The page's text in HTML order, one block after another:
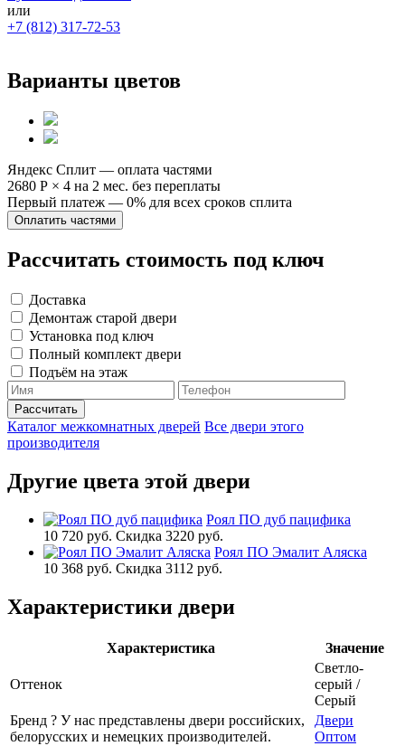
или
+7 (812) 317-72-53
Варианты цветов
Яндекс Сплит — оплата частями
2680 Р × 4 на 2 мес. без переплаты
Первый платеж — 0% для всех сроков сплита
Оплатить частями
Рассчитать стоимость под ключ
Доставка
Демонтаж старой двери
Установка под ключ
Полный комплект двери
Подъём на этаж
Каталог межкомнатных дверей Все двери этого
производителя
Другие цвета этой двери
Роял ПО дуб пацифика
10 720 руб. Скидка 3220 руб.
Роял ПО Эмалит Аляска
10 368 руб. Скидка 3112 руб.
Характеристики двери
Характеристика Значение
Оттенок
Светло-
серый /
Серый
Бренд ? У нас представлены двери российских,
белорусских и немецких производителей.
Двери
Оптом